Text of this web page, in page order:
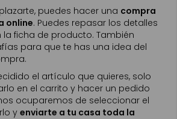
puedes hacer una compra
online. Puedes repasar los detalles
la ficha de producto. También
para que te has una idea del
el artículo que quieres, solo
en el carrito y hacer un pedido
ocuparemos de seleccionar el
y enviarte a tu casa toda la